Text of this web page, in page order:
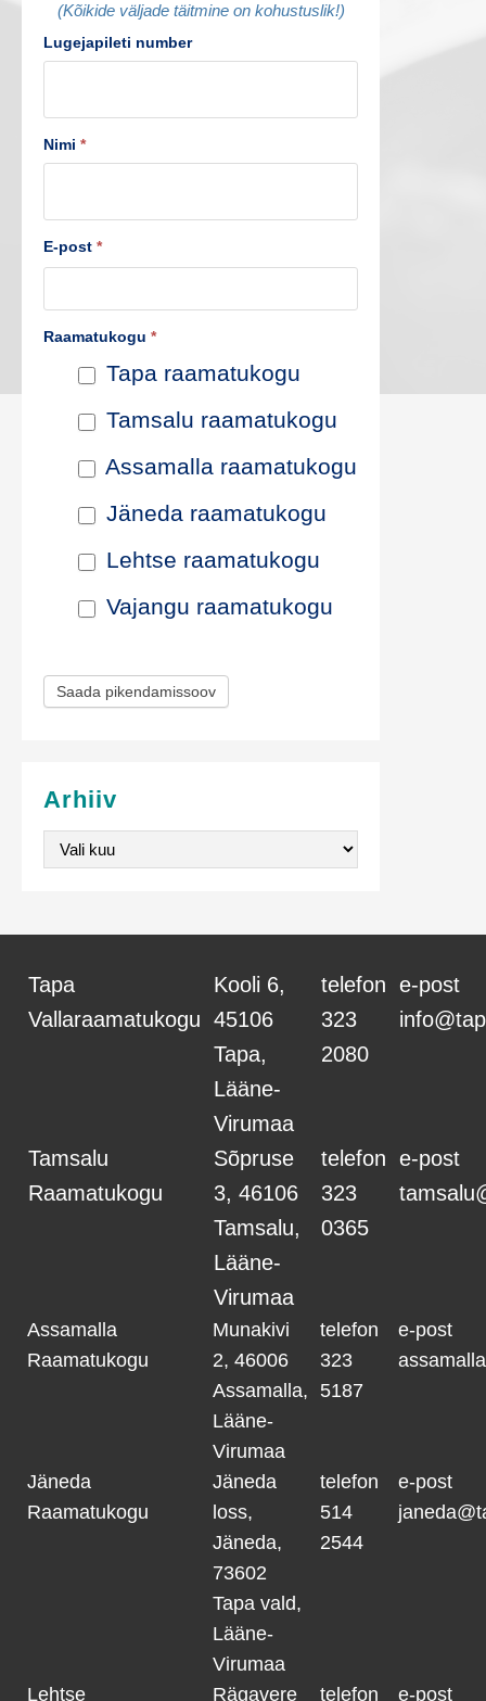
n
t
s
t
e
i
e
v
(Kõikide väljade täitmine on kohustuslik!)
Lugejapileti number
Nimi *
E-post *
Raamatukogu *
Tapa raamatukogu
Tamsalu raamatukogu
Assamalla raamatukogu
Jäneda raamatukogu
Lehtse raamatukogu
Vajangu raamatukogu
Saada pikendamissoov
Arhiiv
Arhiiv
Tapa
Vallaraamatukogu
Kooli 6,
45106
Tapa,
Lääne-
Virumaa
telefon
323
2080
e-post
Tamsalu
Raamatukogu
Sõpruse
3, 46106
Tamsalu,
Lääne-
Virumaa
telefon
323
0365
e-post
Assamalla
Raamatukogu
Munakivi
2, 46006
Assamalla,
Lääne-
Virumaa
telefon
323
5187
e-post
Jäneda
Raamatukogu
Jäneda
loss,
Jäneda,
73602
Tapa vald,
Lääne-
Virumaa
telefon
514
2544
e-post
Lehtse
Rägavere
telefon
e-post